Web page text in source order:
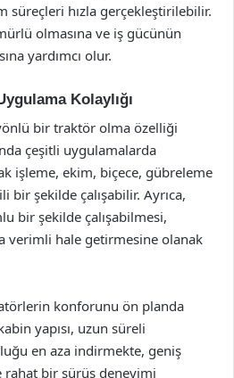
süreçleri hızla gerçekleştirilebilir.
olmasına ve iş gücünün
yardımcı olur.
Kolaylığı
bir traktör olma özelliği
çeşitli uygulamalarda
işleme, ekim, biçece, gübreleme
bir şekilde çalışabilir. Ayrıca,
bir şekilde çalışabilmesi,
verimli hale getirmesine olanak
konforunu ön planda
yapısı, uzun süreli
en aza indirmekte, geniş
rahat bir sürüş deneyimi